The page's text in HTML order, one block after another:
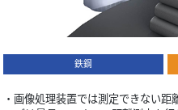
鉄鋼
・画像処理装置では測定できない